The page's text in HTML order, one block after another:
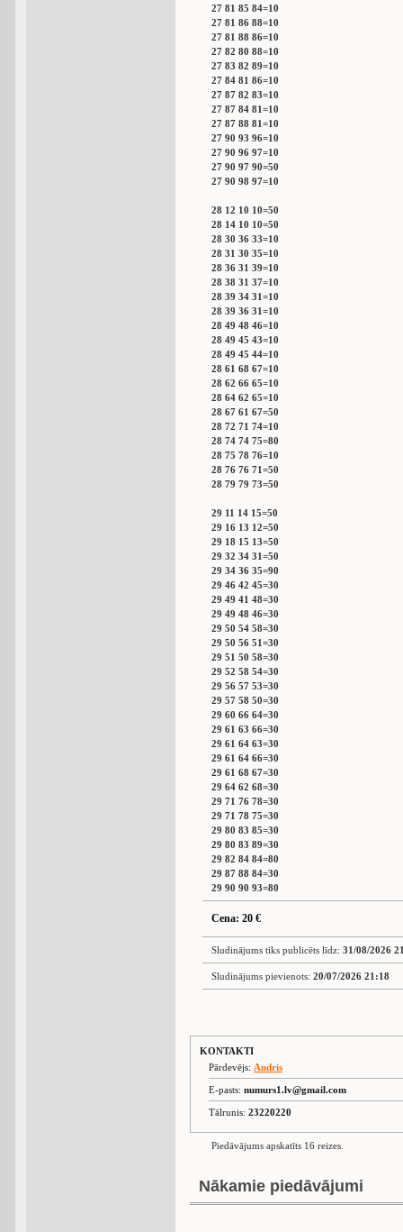
27 81 85 84=10
27 81 86 88=10
27 81 88 86=10
27 82 80 88=10
27 83 82 89=10
27 84 81 86=10
27 87 82 83=10
27 87 84 81=10
27 87 88 81=10
27 90 93 96=10
27 90 96 97=10
27 90 97 90=50
27 90 98 97=10
28 12 10 10=50
28 14 10 10=50
28 30 36 33=10
28 31 30 35=10
28 36 31 39=10
28 38 31 37=10
28 39 34 31=10
28 39 36 31=10
28 49 48 46=10
28 49 45 43=10
28 49 45 44=10
28 61 68 67=10
28 62 66 65=10
28 64 62 65=10
28 67 61 67=50
28 72 71 74=10
28 74 74 75=80
28 75 78 76=10
28 76 76 71=50
28 79 79 73=50
29 11 14 15=50
29 16 13 12=50
29 18 15 13=50
29 32 34 31=50
29 34 36 35=90
29 46 42 45=30
29 49 41 48=30
29 49 48 46=30
29 50 54 58=30
29 50 56 51=30
29 51 50 58=30
29 52 58 54=30
29 56 57 53=30
29 57 58 50=30
29 60 66 64=30
29 61 63 66=30
29 61 64 63=30
29 61 64 66=30
29 61 68 67=30
29 64 62 68=30
29 71 76 78=30
29 71 78 75=30
29 80 83 85=30
29 80 83 89=30
29 82 84 84=80
29 87 88 84=30
29 90 90 93=80
Cena: 20 €
Sludinājums tiks publicēts līdz: 31/08/2026
Sludinājums pievienots: 20/07/2026 21:18
KONTAKTI
Pārdevējs: Andris
E-pasts: numurs1.lv@gmail.com
Tālrunis: 23220220
Piedāvājums apskatīts 16 reizes.
Nākamie piedāvājumi